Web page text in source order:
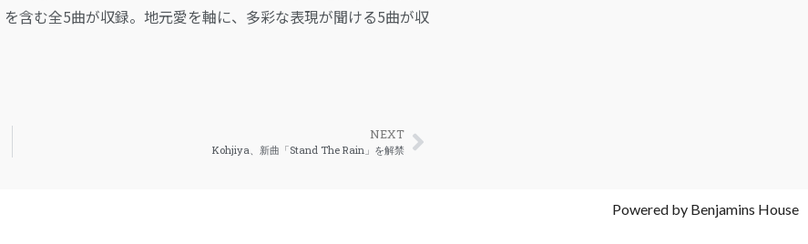
含む全5曲が収録。地元愛を軸に、多彩な表現が聞ける5曲が収
NEXT
Kohjiya、新曲「Stand The Rain」を解禁
Powered by Benjamins House